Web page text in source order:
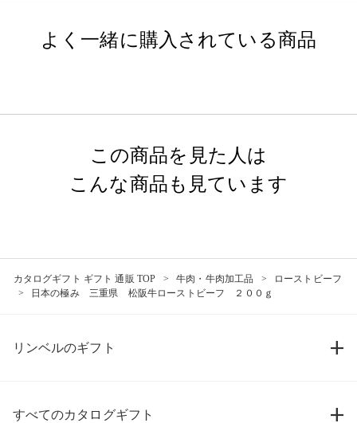
よく一緒に購入されている商品
この商品を見た人は
こんな商品も見ています
カタログギフト ギフト 通販 TOP 牛肉・牛肉加工品
ローストビーフ
日本の極み 三重県 松阪牛ローストビーフ ２００ｇ
リンベルのギフト
すべてのカタログギフト